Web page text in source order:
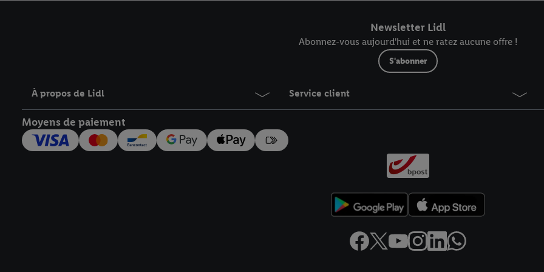
Newsletter Lidl
Abonnez-vous aujourd'hui et ne ratez aucune offre !
S'abonner
À propos de Lidl Service client
Moyens de paiement